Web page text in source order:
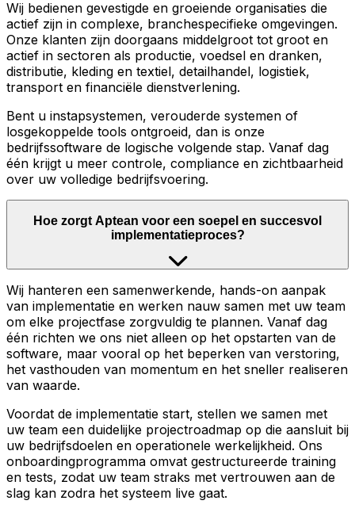
Wij bedienen gevestigde en groeiende organisaties die
actief zijn in complexe, branchespecifieke omgevingen.
Onze klanten zijn doorgaans middelgroot tot groot en
actief in sectoren als productie, voedsel en dranken,
distributie, kleding en textiel, detailhandel, logistiek,
transport en financiële dienstverlening.
Bent u instapsystemen, verouderde systemen of
losgekoppelde tools ontgroeid, dan is onze
bedrijfssoftware de logische volgende stap. Vanaf dag
één krijgt u meer controle, compliance en zichtbaarheid
over uw volledige bedrijfsvoering.
Hoe zorgt Aptean voor een soepel en succesvol
implementatieproces?
Wij hanteren een samenwerkende, hands-on aanpak
van implementatie en werken nauw samen met uw team
om elke projectfase zorgvuldig te plannen. Vanaf dag
één richten we ons niet alleen op het opstarten van de
software, maar vooral op het beperken van verstoring,
het vasthouden van momentum en het sneller realiseren
van waarde.
Voordat de implementatie start, stellen we samen met
uw team een duidelijke projectroadmap op die aansluit bij
uw bedrijfsdoelen en operationele werkelijkheid. Ons
onboardingprogramma omvat gestructureerde training
en tests, zodat uw team straks met vertrouwen aan de
slag kan zodra het systeem live gaat.